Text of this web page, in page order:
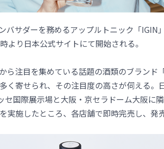
バサダーを務めるアップルトニック「IGIN
より日本公式サイトにて開始される。
ら注目を集めている話題の酒類のブランド
く寄せられ、その注目度の高さが伺える。
セ国際展示場と大阪・京セラドーム大阪に
実施したところ、各店舗で即時完売し、発